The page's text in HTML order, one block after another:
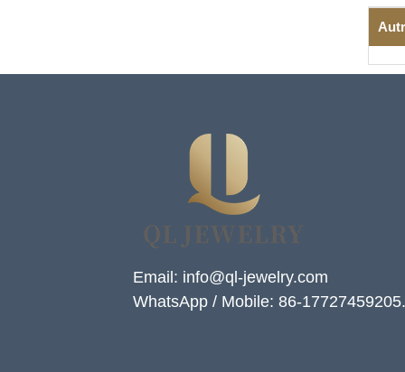
Email: info@ql-jewelry.com
WhatsApp / Mobile: 86-17727459205.